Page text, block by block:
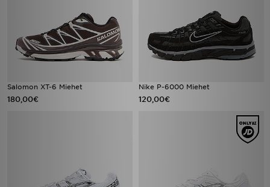
Salomon XT-6 Miehet
180,00€
Nike P-6000 Miehet
120,00€